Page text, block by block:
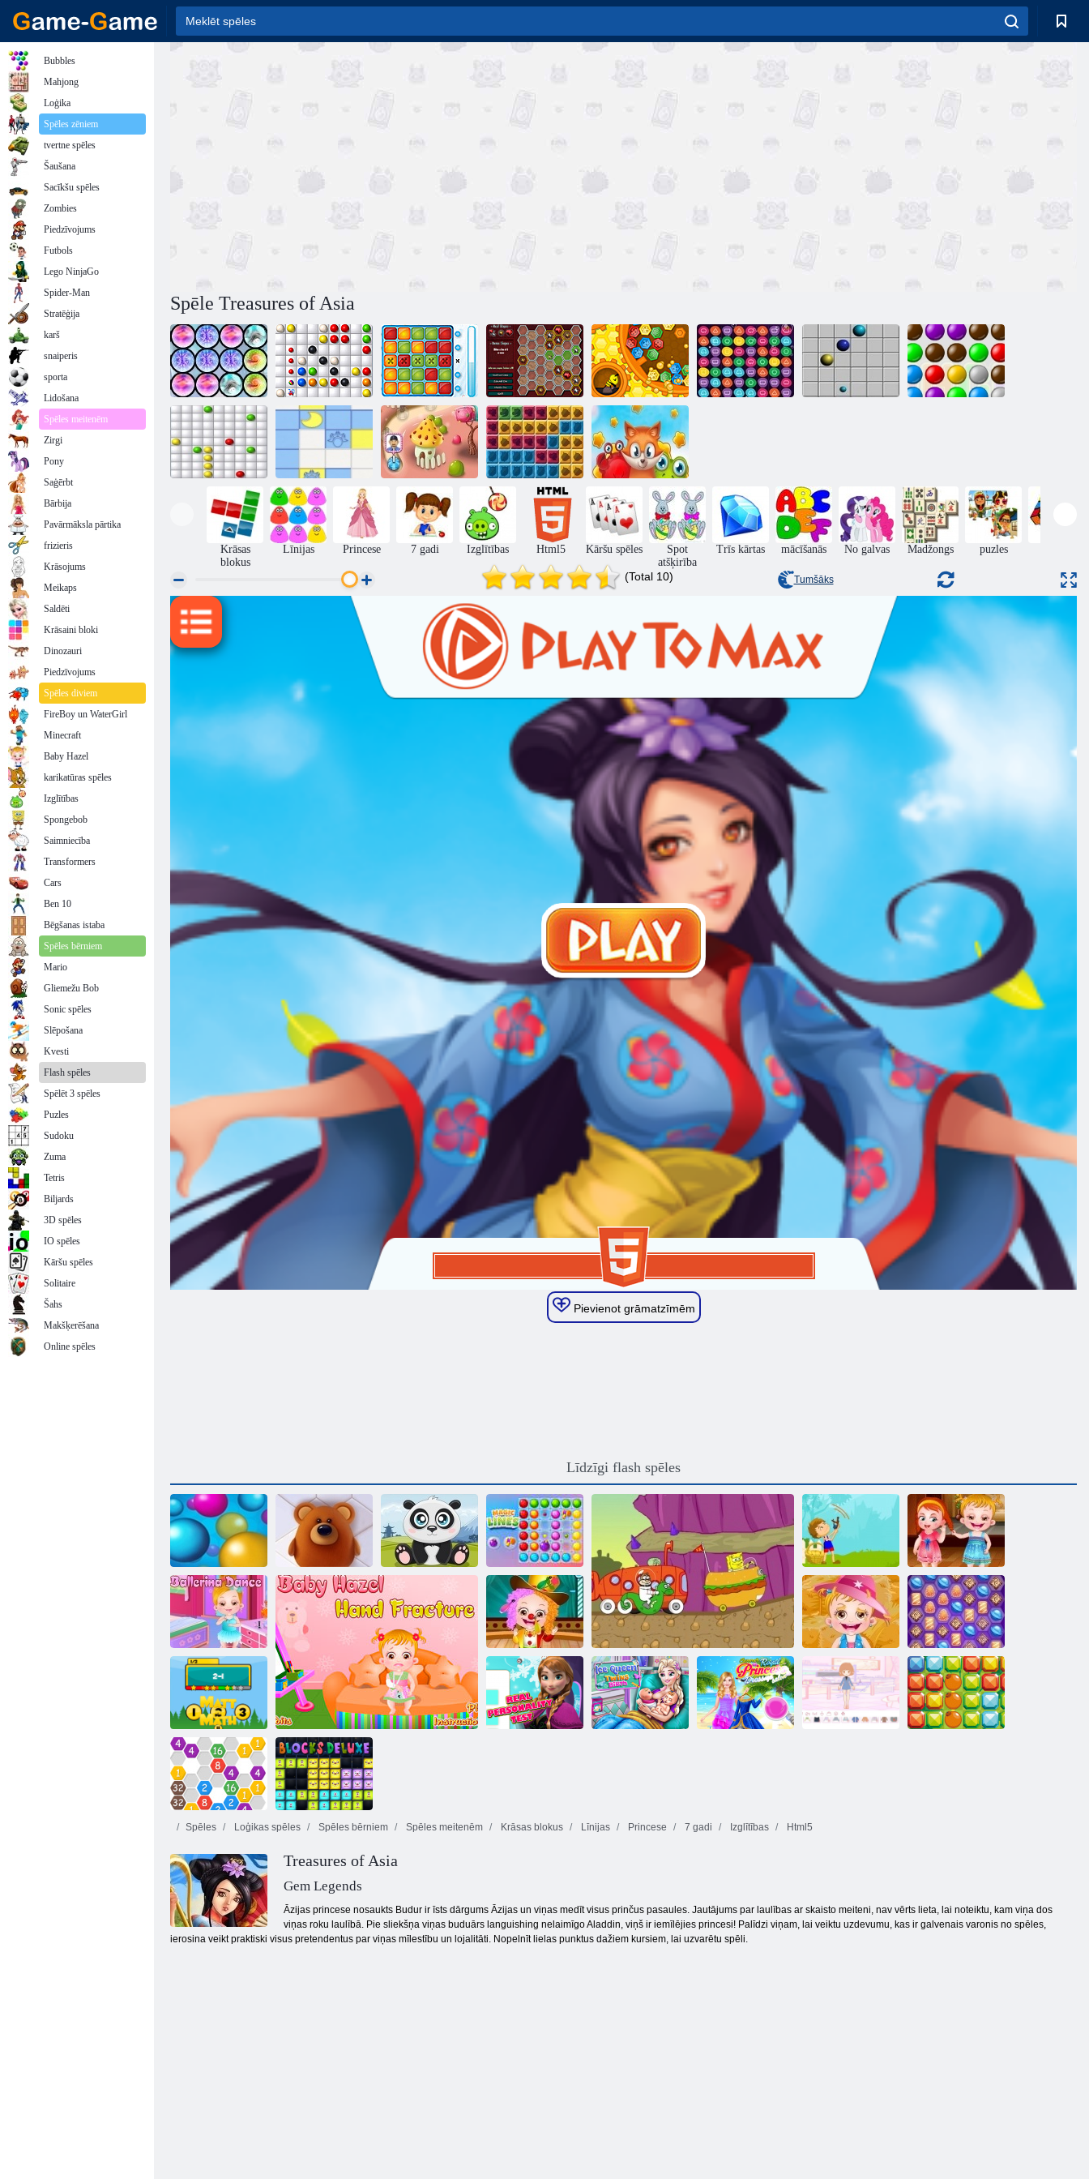
Spēle Treasures of Asia
Cold Fusion
Mind Your
Tirvik Chromatics
Burbulis
apjukums
Arkādes Rindas Lineez Rock-Ola želeja Jungle Blocks Populāri šķirnes
Krāsas
blokus
Līnijas Princese 7 gadi Izglītības Html5 Kāršu spēles
Spot
atšķirība
Trīs kārtas mācīšanās No galvas Madžongs puzles
(Total 10) Tumšāks
Pievienot grāmatzīmēm
Līdzīgi flash spēles
Punkti Lines dzīvnieki Panda Burvju līnijas Mango šāvēja
Baby Hazel
mācās
izturēšanās
Baby Hazel
balerīna dance
Baby Hazel Hand Lūzums
Baby Hazel:
Gada diena
skolā
Baby Hazel:
Ražas svētki
Galactic Candy
Matt vs
matemātikas
2020 Connect
Deluxe
Bloki Deluxe
Spēles Loģikas spēles Spēles bērniem Spēles meitenēm Krāsas blokus Līnijas Princese 7 gadi Izglītības Html5
Treasures of Asia
Gem Legends
Āzijas princese nosaukts Budur ir īsts dārgums Āzijas un viņas medīt visus prinčus pasaules. Jautājums par laulības ar skaisto meiteni, nav vērts lieta, lai noteiktu, kam viņa dos
viņas roku laulībā. Pie sliekšņa viņas buduārs languishing nelaimīgo Aladdin, viņš ir iemīlējies princesi! Palīdzi viņam, lai veiktu uzdevumu, kas ir galvenais varonis no spēles,
ierosina veikt praktiski visus pretendentus par viņas mīlestību un lojalitāti. Nopelnīt lielas punktus dažiem kursiem, lai uzvarētu spēli.
Bubbles
Mahjong
Loģika
Spēles zēniem
tvertne spēles
Šaušana
Sacīkšu spēles
Zombies
Piedzīvojums
Futbols
Lego NinjaGo
Spider-Man
Stratēģija
karš
snaiperis
sporta
Lidošana
Spēles meitenēm
Zirgi
Pony
Saģērbt
Bārbija
Pavārmāksla pārtika
frizieris
Krāsojums
Meikaps
Saldēti
Krāsaini bloki
Dinozauri
Piedzīvojums
Spēles diviem
FireBoy un WaterGirl
Minecraft
Baby Hazel
karikatūras spēles
Izglītības
Spongebob
Saimniecība
Transformers
Cars
Ben 10
Bēgšanas istaba
Spēles bērniem
Mario
Gliemežu Bob
Sonic spēles
Slēpošana
Kvesti
Flash spēles
Spēlēt 3 spēles
Puzles
Sudoku
Zuma
Tetris
Biljards
3D spēles
IO spēles
Kāršu spēles
Solitaire
Šahs
Makšķerēšana
Online spēles